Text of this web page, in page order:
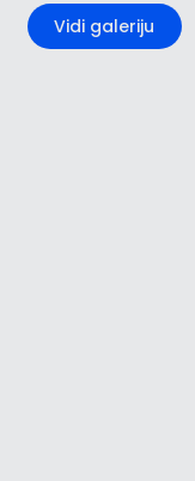
Vidi galeriju